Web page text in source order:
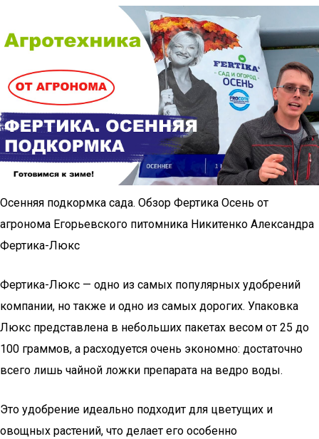
Осенняя подкормка сада. Обзор Фертика Осень от
агронома Егорьевского питомника Никитенко Александра
Фертика-Люкс
Фертика-Люкс — одно из самых популярных удобрений
компании, но также и одно из самых дорогих. Упаковка
Люкс представлена в небольших пакетах весом от 25 до
100 граммов, а расходуется очень экономно: достаточно
всего лишь чайной ложки препарата на ведро воды.
Это удобрение идеально подходит для цветущих и
овощных растений, что делает его особенно